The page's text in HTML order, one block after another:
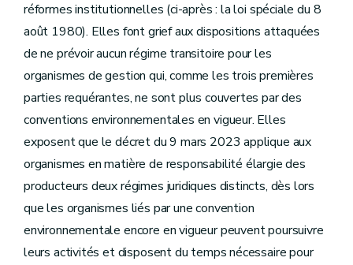
réformes institutionnelles (ci-après : la loi spéciale du 8
août 1980). Elles font grief aux dispositions attaquées
de ne prévoir aucun régime transitoire pour les
organismes de gestion qui, comme les trois premières
parties requérantes, ne sont plus couvertes par des
conventions environnementales en vigueur. Elles
exposent que le décret du 9 mars 2023 applique aux
organismes en matière de responsabilité élargie des
producteurs deux régimes juridiques distincts, dès lors
que les organismes liés par une convention
environnementale encore en vigueur peuvent poursuivre
leurs activités et disposent du temps nécessaire pour